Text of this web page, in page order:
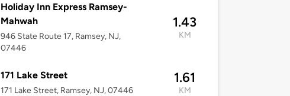
Holiday Inn Express Ramsey-
Mahwah
946 State Route 17, Ramsey, NJ,
07446
1.43
KM
171 Lake Street
171 Lake Street, Ramsey, NJ, 07446
1.61
KM